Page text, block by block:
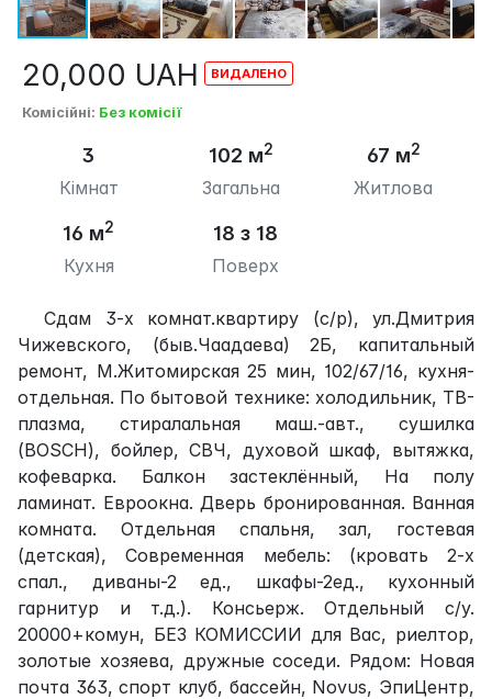
20,000 UAH
Комісійні: Без комісії
3
Кімнат
102 м2
Загальна
67 м2
Житлова
16 м2
Кухня
18 з 18
Поверх
Сдам 3-х комнат.квартиру (с/р), ул.Дмитрия
Чижевского, (быв.Чаадаева) 2Б, капитальный
ремонт, М.Житомирская 25 мин, 102/67/16, кухня-
отдельная. По бытовой технике: холодильник, ТВ-
плазма, стиралальная маш.-авт., сушилка
(BOSCH), бойлер, СВЧ, духовой шкаф, вытяжка,
кофеварка. Балкон застеклённый, На полу
ламинат. Евроокна. Дверь бронированная. Ванная
комната. Отдельная спальня, зал, гостевая
(детская), Современная мебель: (кровать 2-х
спал., диваны-2 ед., шкафы-2ед., кухонный
гарнитур и т.д.). Консьерж. Отдельный с/у.
20000+комун, БЕЗ КОМИССИИ для Вас, риелтор,
золотые хозяева, дружные соседи. Рядом: Новая
почта 363, спорт клуб, бассейн, Novus, ЭпиЦентр,